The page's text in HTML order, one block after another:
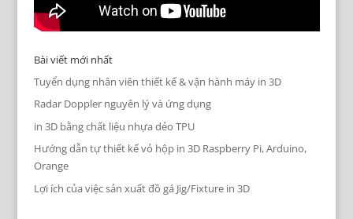
Bài viết mới nhất
Tuyển dụng nhân viên thiết kế & vận hành máy in 3D
Radar Doppler nguyên lý và ứng dụng
in 3D bằng chất liệu nhựa dẻo TPU
Hướng dẫn tự thiết kế vỏ hộp in 3D Raspberry Pi, Arduino,
Orange
Lợi ích của việc sản xuất đồ gá Jig/Fixture in 3D